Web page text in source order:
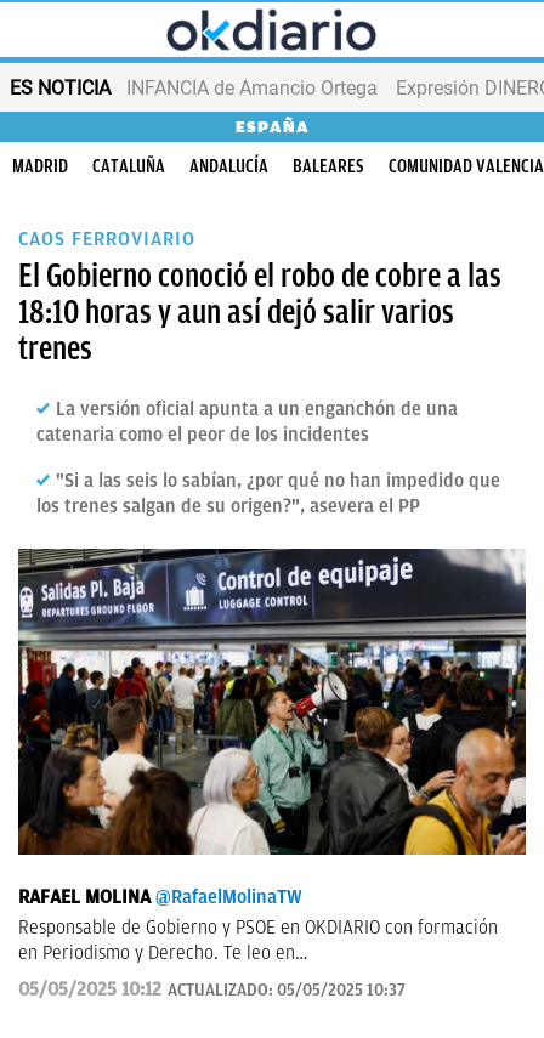
ES NOTICIA INFANCIA de Amancio Ortega Expresión
ESPAÑA
MADRID CATALUÑA ANDALUCÍA BALEARES COMUNIDAD
CAOS FERROVIARIO
El Gobierno conoció el robo de cobre a las
18:10 horas y aun así dejó salir varios
trenes
La versión oficial apunta a un enganchón de una
catenaria como el peor de los incidentes
"Si a las seis lo sabían, ¿por qué no han impedido que
los trenes salgan de su origen?", asevera el PP
RAFAEL MOLINA @RafaelMolinaTW
Responsable de Gobierno y PSOE en OKDIARIO con formación
en Periodismo y Derecho. Te leo en
rafael.molina@okdiario.com
05/05/2025 10:12 ACTUALIZADO: 05/05/2025 10:37